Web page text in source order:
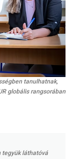
tanulhatnak,
globális rangsorában
tegyük láthatóvá